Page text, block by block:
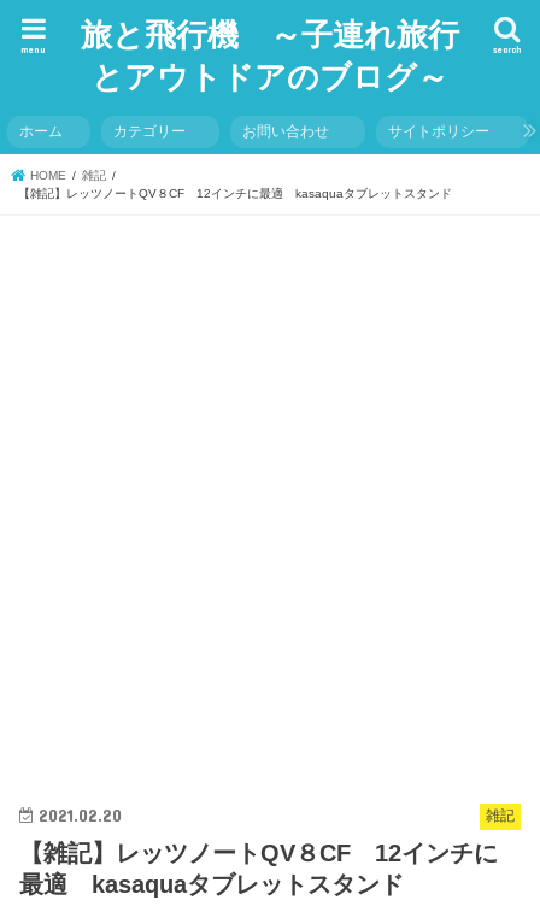
旅と飛行機 ～子連れ旅行
とアウトドアのブログ～
search
menu
ホーム カテゴリー お問い合わせ サイトポリシー
HOME
雑記
【雑記】レッツノートQV８CF 12インチに最適 kasaquaタブレットスタンド
雑記
2021.02.20
【雑記】レッツノートQV８CF 12インチに
最適 kasaquaタブレットスタンド